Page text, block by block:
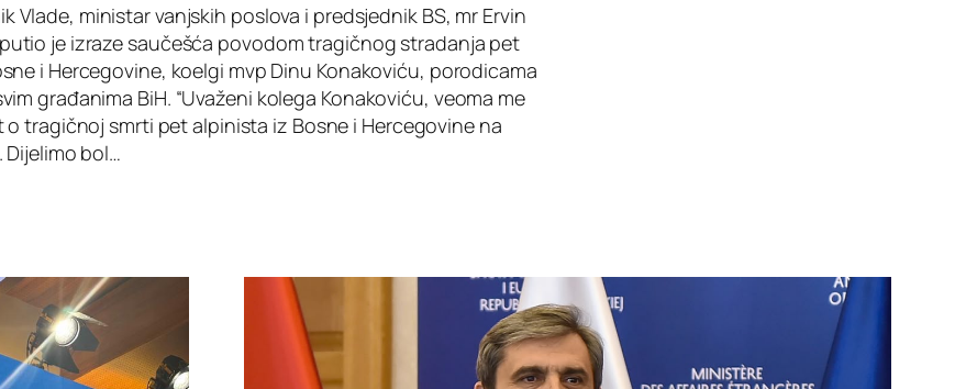
Vlade, ministar vanjskih poslova i predsjednik BS, mr Ervin
je izraze saučešća povodom tragičnog stradanja pet
i Hercegovine, koelgi mvp Dinu Konakoviću, porodicama
građanima BiH. “Uvaženi kolega Konakoviću, veoma me
o tragičnoj smrti pet alpinista iz Bosne i Hercegovine na
Dijelimo bol…